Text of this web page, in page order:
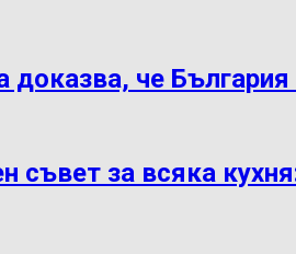
доказва, че
съвет за всяка